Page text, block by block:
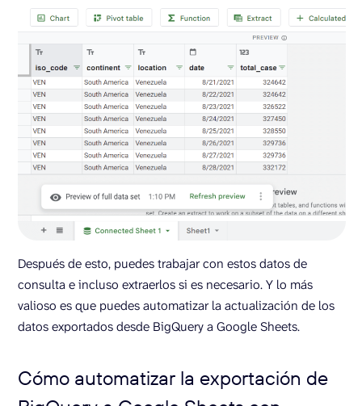
Después de esto, puedes trabajar con estos datos de
consulta e incluso extraerlos si es necesario. Y lo más
valioso es que puedes automatizar la actualización de los
datos exportados desde BigQuery a Google Sheets.
Cómo automatizar la exportación de